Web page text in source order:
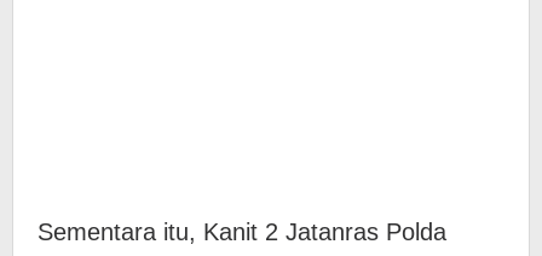
Sementara itu, Kanit 2 Jatanras Polda